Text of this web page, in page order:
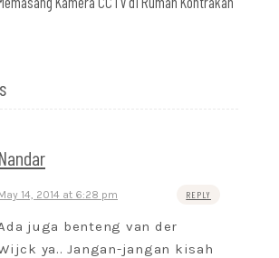
Nandar
14, 2014 at 6:28 pm REPLY
juga benteng van der
ya.. Jangan-jangan kisah